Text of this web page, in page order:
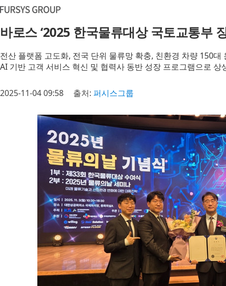
바로스 ‘2025 한국물류대상 국토교통부
전산 플랫폼 고도화, 전국 단위 물류망 확충, 친환경 차량 150대
AI 기반 고객 서비스 혁신 및 협력사 동반 성장 프로그램으로 상
2025-11-04 09:58 출처: 퍼시스그룹